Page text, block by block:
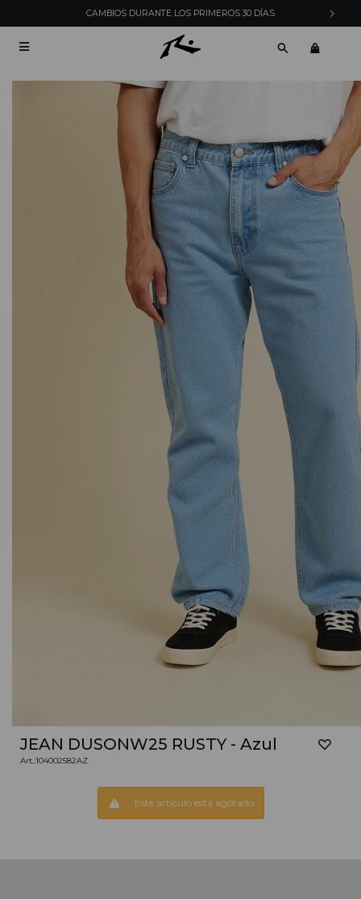
CAMBIOS DURANTE LOS PRIMEROS 30 DÍAS

JEAN DUSONW25 RUSTY - Azul
104002582AZ
Este artículo está agotado.